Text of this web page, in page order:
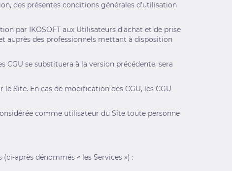
des présentes conditions générales d’utilisation
par IKOSOFT aux Utilisateurs d’achat et de prise
auprès des professionnels mettant à disposition
se substituera à la version précédente, sera
Site. En cas de modification des CGU, les CGU
comme utilisateur du Site toute personne
après dénommés « les Services ») :